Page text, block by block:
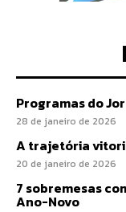
Programas do
28 de janeiro de 2026
A trajetória
20 de janeiro de 2026
7 sobremesas
Ano-Novo